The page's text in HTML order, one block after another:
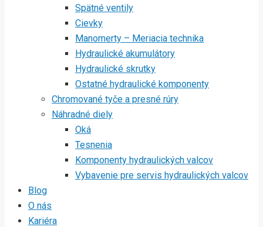
Spätné ventily
Cievky
Manomerty – Meriacia technika
Hydraulické akumulátory
Hydraulické skrutky
Ostatné hydraulické komponenty
Chromované tyče a presné rúry
Náhradné diely
Oká
Tesnenia
Komponenty hydraulických valcov
Vybavenie pre servis hydraulických valcov
Blog
O nás
Kariéra